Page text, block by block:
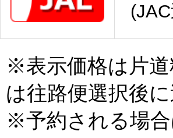
※表示価格は片
は往路便選択後
※予約される場